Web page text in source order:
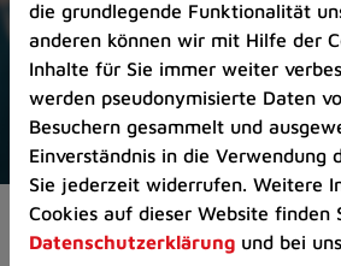
springen
(Schnelltaste
A)
Zur
Navigation/Menü
springen
(Schnelltaste
M)
Zur
Pressemeldungen
die grundlegende Funktionalität
anderen können wir mit Hilfe der
Inhalte für Sie immer weiter
werden pseudonymisierte Daten
Besuchern gesammelt und
Einverständnis in die Verwendung
Sie jederzeit widerrufen. Weitere
Cookies auf dieser Website finden
Datenschutzerklärung und bei